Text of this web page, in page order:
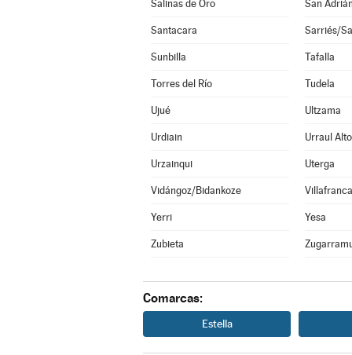
Salinas de Oro San Adrián
Santacara Sarriés/
Sunbilla Tafalla
Torres del Río Tudela
Ujué Ultzama
Urdiain Urraul Alto
Urzainqui Uterga
Vidángoz/Bidankoze Villafranca
Yerri Yesa
Zubieta
Comarcas:
Estella